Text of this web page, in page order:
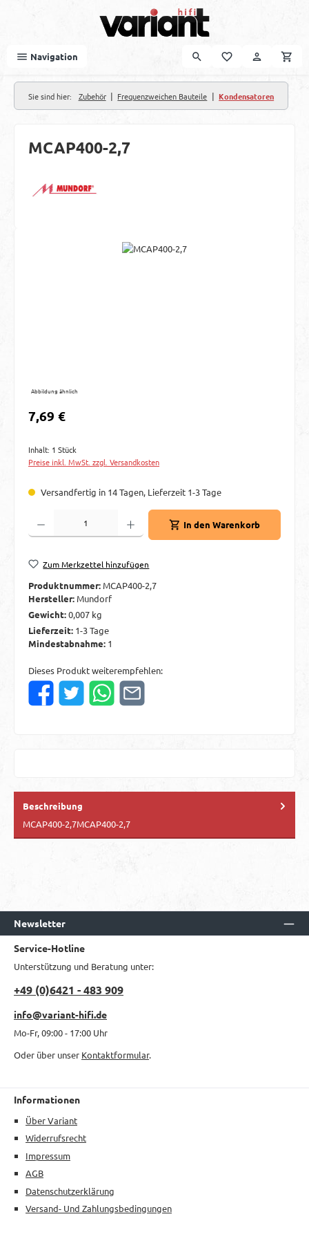
Navigation
Sie sind hier: Zubehör | Frequenzweichen Bauteile | Kondensatoren
MCAP400-2,7
Bildergalerie überspringen
Abbildung ähnlich
Regulärer Preis:
7,69 €
Inhalt: 1 Stück
Preise inkl. MwSt. zzgl. Versandkosten
Versandfertig in 14 Tagen, Lieferzeit 1-3 Tage
Produkt Anzahl: Gib den gewünschten Wert ein oder benutze die Schaltflächen
In den Warenkorb
Zum Merkzettel hinzufügen
Produktnummer: MCAP400-2,7
Hersteller: Mundorf
Gewicht:0,007 kg
Lieferzeit: 1-3 Tage
Mindestabnahme: 1
Dieses Produkt weiterempfehlen:
Beschreibung
MCAP400-2,7MCAP400-2,7
Newsletter
Service-Hotline
Unterstützung und Beratung unter:
+49 (0)6421 - 483 909
info@variant-hifi.de
Mo-Fr, 09:00 - 17:00 Uhr
Oder über unser Kontaktformular.
Informationen
Über Variant
Widerrufsrecht
Impressum
AGB
Datenschutzerklärung
Versand- Und Zahlungsbedingungen